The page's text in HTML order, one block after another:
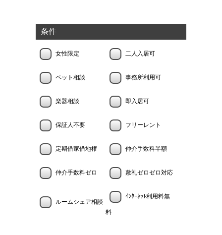
条件
女性限定 二人入居可
ペット相談 事務所利用可
楽器相談 即入居可
保証人不要 フリーレント
定期借家借地権 仲介手数料半額
仲介手数料ゼロ 敷礼ゼロゼロ対応
ルームシェア相談
ｲﾝﾀｰﾈｯﾄ利用料無
料